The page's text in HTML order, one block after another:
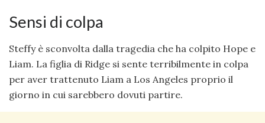
Sensi di colpa
Steffy è sconvolta dalla tragedia che ha colpito Hope e
Liam. La figlia di Ridge si sente terribilmente in colpa
per aver trattenuto Liam a Los Angeles proprio il
giorno in cui sarebbero dovuti partire.